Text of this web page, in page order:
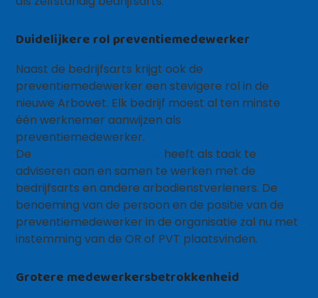
Duidelijkere rol preventiemedewerker
Naast de bedrijfsarts krijgt ook de
preventiemedewerker een stevigere rol in de
nieuwe Arbowet. Elk bedrijf moest al ten minste
één werknemer aanwijzen als
preventiemedewerker.
De
heeft als taak te
adviseren aan en samen te werken met de
bedrijfsarts en andere arbodienstverleners. De
benoeming van de persoon en de positie van de
preventiemedewerker in de organisatie zal nu met
instemming van de OR of PVT plaatsvinden.
Grotere medewerkersbetrokkenheid